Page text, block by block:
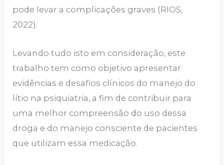
pode levar a complicações graves (RIOS,
2022).
Levando tudo isto em consideração, este
trabalho tem como objetivo apresentar
evidências e desafios clínicos do manejo do
lítio na psiquiatria, a fim de contribuir para
uma melhor compreensão do uso dessa
droga e do manejo consciente de pacientes
que utilizam essa medicação.